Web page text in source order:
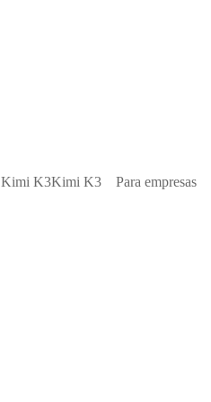
Kimi K3Kimi K3 Para empresas